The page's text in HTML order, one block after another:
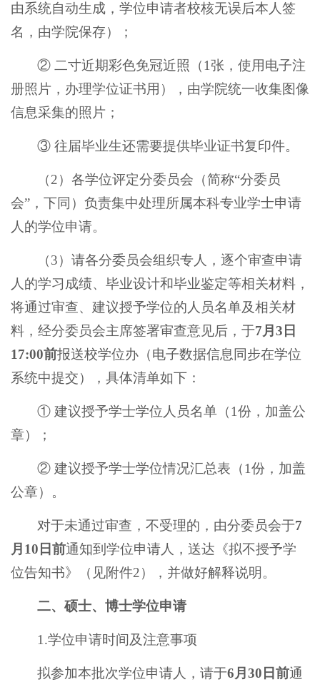
由系统自动生成，学位申请者校核无误后本人签
名，由学院保存）；
② 二寸近期彩色免冠近照（1张，使用电子注
册照片，办理学位证书用），由学院统一收集图像
信息采集的照片；
③ 往届毕业生还需要提供毕业证书复印件。
（2）各学位评定分委员会（简称“分委员
会”，下同）负责集中处理所属本科专业学士申请
人的学位申请。
（3）请各分委员会组织专人，逐个审查申请
人的学习成绩、毕业设计和毕业鉴定等相关材料，
将通过审查、建议授予学位的人员名单及相关材
料，经分委员会主席签署审查意见后，于7月 3 日
17:00前报送校学位办（电子数据信息同步在学位
系统中提交），具体清单如下：
① 建议授予学士学位人员名单（1份，加盖公
章）；
② 建议授予学士学位情况汇总表（1份，加盖
公章）。
对于未通过审查，不受理的，由分委员会于7
月 10 日前通知到学位申请人，送达《拟不授予学
位告知书》（见附件2），并做好解释说明。
二、硕士、博士学位申请
1.学位申请时间及注意事项
拟参加本批次学位申请人，请于6月30 日前通